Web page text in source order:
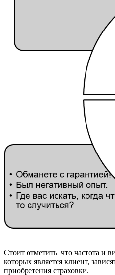
Стоит отметить, что частота и
которых является клиент,
приобретения страховки.